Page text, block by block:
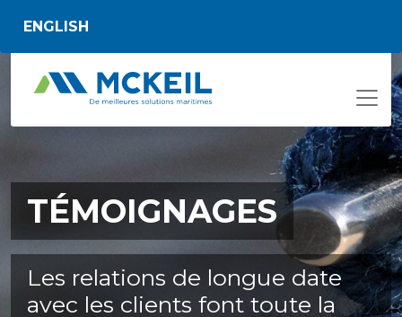
ENGLISH
TÉMOIGNAGES
Les relations de longue date
avec les clients font toute la